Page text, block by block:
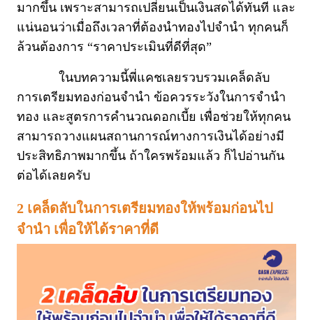
มากขึ้น เพราะสามารถเปลี่ยนเป็นเงินสดได้ทันที และ
แน่นอนว่าเมื่อถึงเวลาที่ต้องนำทองไปจำนำ ทุกคนก็
ล้วนต้องการ “ราคาประเมินที่ดีที่สุด”
ในบทความนี้พี่แคชเลยรวบรวมเคล็ดลับ
การเตรียมทองก่อนจำนำ ข้อควรระวังในการจำนำ
ทอง และสูตรการคำนวณดอกเบี้ย เพื่อช่วยให้ทุกคน
สามารถวางแผนสถานการณ์ทางการเงินได้อย่างมี
ประสิทธิภาพมากขึ้น ถ้าใครพร้อมแล้ว ก็ไปอ่านกัน
ต่อได้เลยครับ
2 เคล็ดลับในการเตรียมทองให้พร้อมก่อนไป
จำนำ เพื่อให้ได้ราคาที่ดี